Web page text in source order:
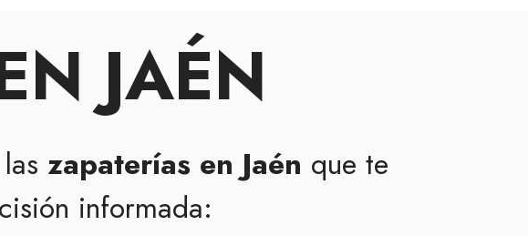
JAÉN
zapaterías en Jaén que te
informada: